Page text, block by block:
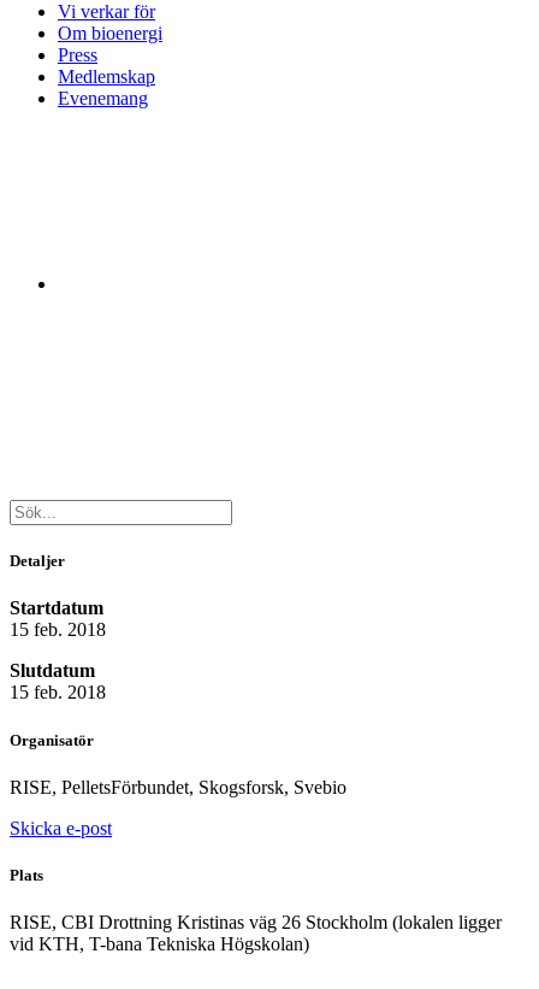
Vi verkar för
Om bioenergi
Press
Medlemskap
Evenemang
Detaljer
Startdatum
15 feb. 2018
Slutdatum
15 feb. 2018
Organisatör
RISE, PelletsFörbundet, Skogsforsk, Svebio
Skicka e-post
Plats
RISE, CBI Drottning Kristinas väg 26 Stockholm (lokalen ligger
vid KTH, T-bana Tekniska Högskolan)